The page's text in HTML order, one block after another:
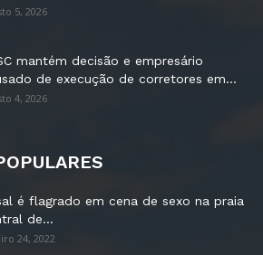
5, 2026
mantém decisão e empresário
de execução de corretores em...
4, 2026
é flagrado em cena de sexo na praia
de...
24, 2022